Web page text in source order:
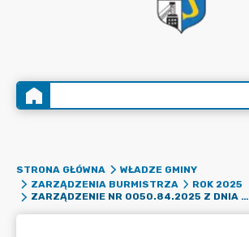
STRONA GŁÓWNA
WŁADZE GMINY
ZARZĄDZENIA BURMISTRZA
ROK 2025
ZARZĄDZENIE NR 0050.84.2025 Z DNIA 26 MAJA 2025 ROKU W SPRAWIE POWOŁANIA KOMISJI KONKURSOWEJ DO PRZEPROWADZENIA NABORU NA WOLNE STANOWISKO URZĘDNICZE W URZĘDZIE MIEJSKIM W STĄPORKOWIE